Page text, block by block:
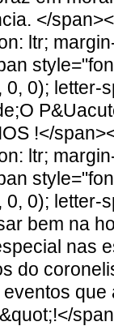
</
ltr;
0, 0); letter-
!</
ltr;
0, 0); letter-
bem na
nas
do
que